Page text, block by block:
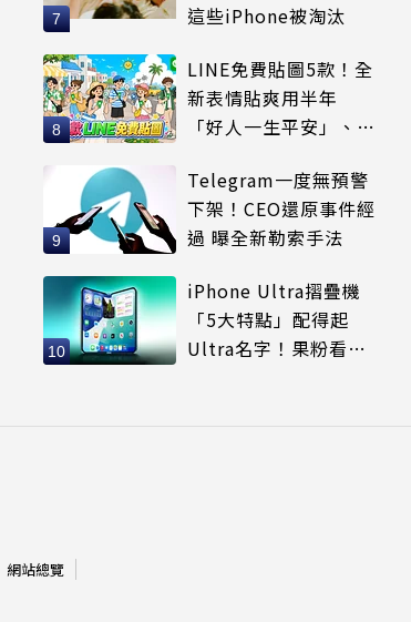
這些iPhone被淘汰
LINE免費貼圖5款！全
新表情貼爽用半年
「好人一生平安」、
Telegram一度無預警
下架！CEO還原事件經
過 曝全新勒索手法
iPhone Ultra摺疊機
「5大特點」配得起
Ultra名字！果粉看完
網站總覽